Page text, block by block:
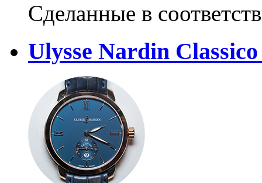
Сделанные в
Ulysse Nardin